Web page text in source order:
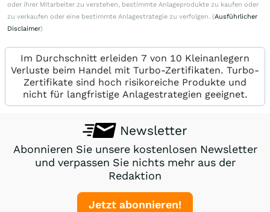
oder ihrer Mitarbeiter zu verstehen, bestimmte Anlageprodukte zu kaufen oder
zu verkaufen oder eine bestimmte Anlagestrategie zu verfolgen. (Ausführlicher
Disclaimer)
Im Durchschnitt erleiden 7 von 10 Kleinanlegern
Verluste beim Handel mit Turbo-Zertifikaten. Turbo-
Zertifikate sind hoch risikoreiche Produkte und
nicht für langfristige Anlagestrategien geeignet.
Newsletter
Abonnieren Sie unsere kostenlosen Newsletter
und verpassen Sie nichts mehr aus der
Redaktion
Jetzt abonnieren!